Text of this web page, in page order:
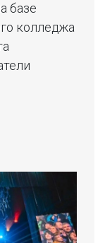
базе
колледжа